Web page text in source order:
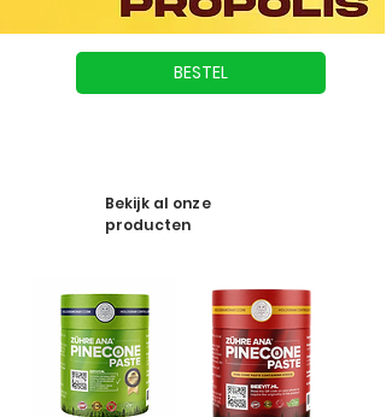
BESTEL
Bekijk al onze
producten